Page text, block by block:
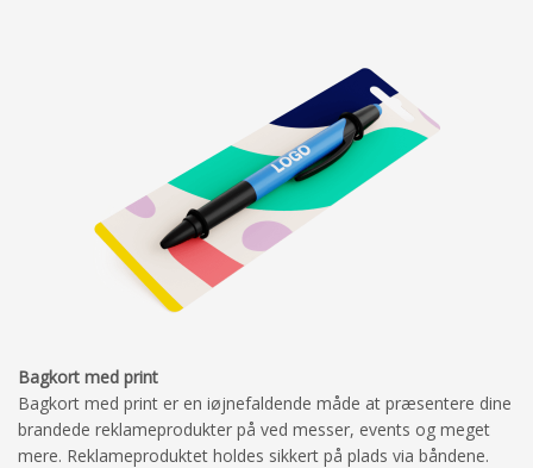
Bagkort med print
Bagkort med print er en iøjnefaldende måde at præsentere dine
brandede reklameprodukter på ved messer, events og meget
mere. Reklameproduktet holdes sikkert på plads via båndene.